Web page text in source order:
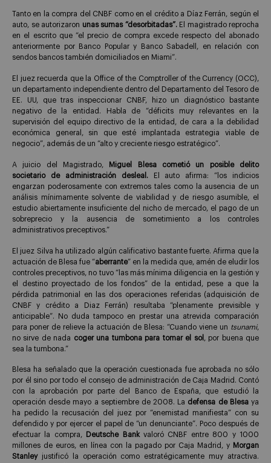
Tanto en la compra del CNBF como en el crédito a Díaz Ferrán, según el
auto, se autorizaron unas sumas “desorbitadas”. El magistrado reprocha
en el escrito que “el precio de compra excede respecto del abonado
anteriormente por Banco Popular y Banco Sabadell, en relación con
sendos bancos también domiciliados en Miami”.
El juez recuerda que la Office of the Comptroller of the Currency (OCC),
un departamento independiente dentro del Departamento del Tesoro de
EE. UU, que tras inspeccionar CNBF, hizo un diagnóstico bastante
negativo de la entidad. Habla de “déficits muy relevantes en la
supervisión del equipo directivo de la entidad, de cara a la debilidad
económica general, sin que esté implantada estrategia viable de
negocio”, además de un “alto y creciente riesgo estratégico”.
A juicio del Magistrado,
Miguel Blesa cometió un posible delito
societario de administración desleal.
El auto afirma: “los indicios
engarzan poderosamente con extremos tales como la ausencia de un
análisis mínimamente solvente de viabilidad y de riesgo asumible, el
estudio abiertamente insuficiente del nicho de mercado, el pago de un
sobreprecio y la ausencia de sometimiento a los controles
administrativos preceptivos.”
El juez Silva ha utilizado algún calificativo bastante fuerte. Afirma que la
actuación de Blesa fue “aberrante” en la medida que, amén de eludir los
controles preceptivos, no tuvo “las más mínima diligencia en la gestión y
el destino proyectado de los fondos” de la entidad, pese a que la
pérdida patrimonial en las dos operaciones referidas (adquisición de
CNBF y crédito a Diaz Ferrán) resultaba “plenamente previsible y
anticipable”. No duda tampoco en prestar una atrevida comparación
para poner de relieve la actuación de Blesa: “Cuando viene un tsunami,
no sirve de nada coger una tumbona para tomar el sol , por buena que
sea la tumbona.”
Blesa ha señalado que la operación cuestionada fue aprobada no sólo
por él sino por todo el consejo de administración de Caja Madrid. Contó
con la aprobación por parte del Banco de España, que estudió la
operación desde mayo a septiembre de 2008. La defensa de Blesaya
ha pedido la recusación del juez por “enemistad manifiesta” con su
defendido y por ejercer el papel de “un denunciante”. Poco después de
efectuar la compra,
Deutsche Bankvaloró CNBF entre 800 y 1000
millones de euros, en línea con la pagado por Caja Madrid, y Morgan
Stanleyjustificó la operación como estratégicamente muy atractiva.